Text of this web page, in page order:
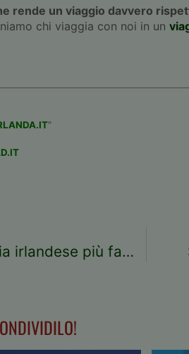
rende un viaggio davvero
chi viaggia con noi in un
”
Guinness: storia della birreria irlandese più famosa